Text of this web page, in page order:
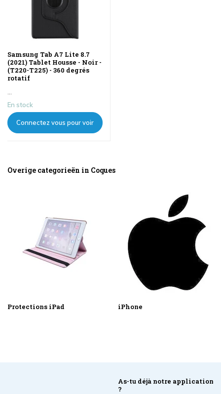
Samsung Tab A7 Lite 8.7
(2021) Tablet Housse - Noir -
(T220-T225) - 360 degrés
rotatif
En stock
Connectez vous pour voir
Overige categorieën in Coques
Protections iPad iPhone
As-tu déjà notre application
?